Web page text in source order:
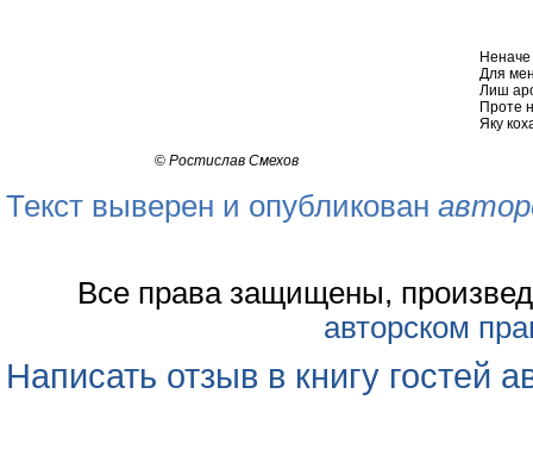
Для
Лиш
Проте
Яку
© Ростислав Смехов
Текст выверен и опубликован
Все права защищены,
авторском
Написать отзыв в книгу гостей